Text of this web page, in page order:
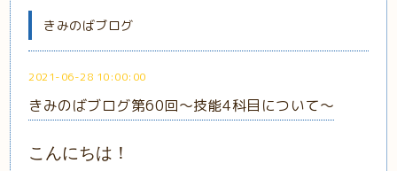
きみのばブログ
2021-06-28 10:00:00
きみのばブログ第60回～技能4科目について～
こんにちは！